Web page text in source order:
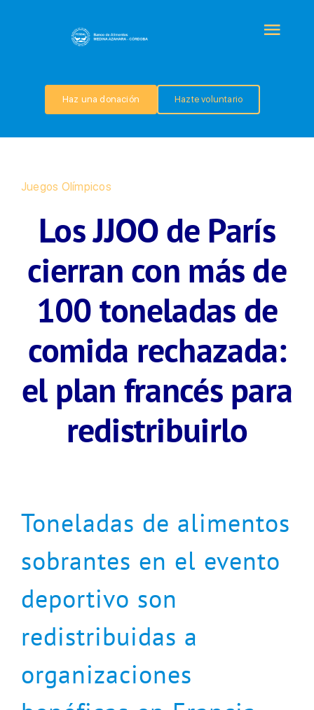
QUIÉNES SOMOS
TRANSPARENCIA
NOTICIAS
CONTACTO
Haz una donación Hazte voluntario
Juegos Olímpicos
Los JJOO de París
cierran con más de
100 toneladas de
comida rechazada:
el plan francés para
redistribuirlo
Toneladas de alimentos
sobrantes en el evento
deportivo son
redistribuidas a
organizaciones